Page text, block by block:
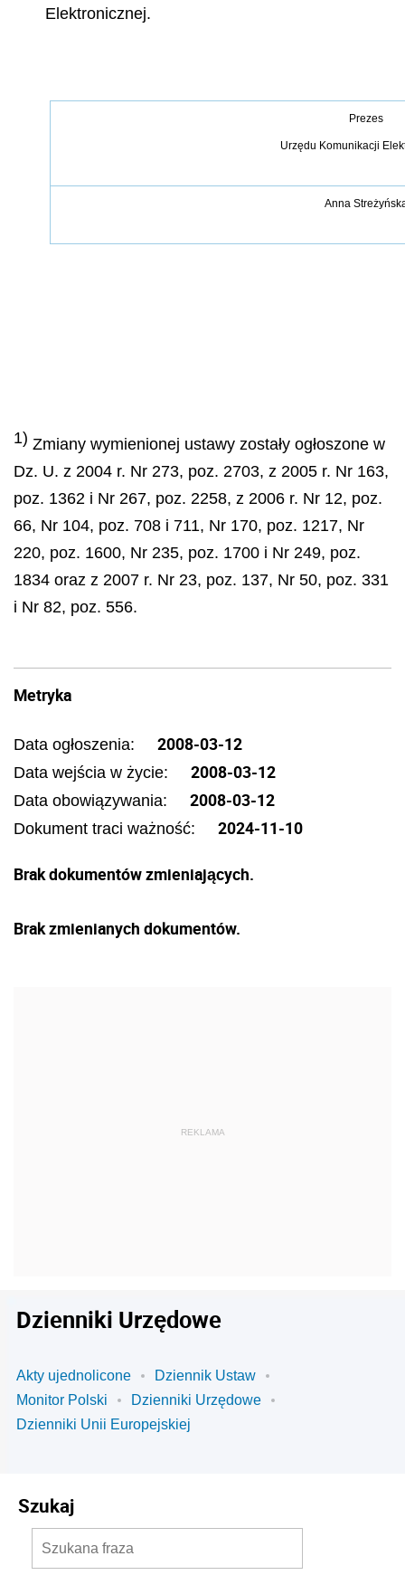
Elektronicznej.
Prezes
Urzędu Komunikacji
Anna Streżyń
1) Zmiany wymienionej ustawy zostały ogłoszone w
Dz. U. z 2004 r. Nr 273, poz. 2703, z 2005 r. Nr 163,
poz. 1362 i Nr 267, poz. 2258, z 2006 r. Nr 12, poz.
66, Nr 104, poz. 708 i 711, Nr 170, poz. 1217, Nr
220, poz. 1600, Nr 235, poz. 1700 i Nr 249, poz.
1834 oraz z 2007 r. Nr 23, poz. 137, Nr 50, poz. 331
i Nr 82, poz. 556.
Metryka
Data ogłoszenia: 2008-03-12
Data wejścia w życie: 2008-03-12
Data obowiązywania: 2008-03-12
Dokument traci ważność: 2024-11-10
Brak dokumentów zmieniających.
Brak zmienianych dokumentów.
Dzienniki Urzędowe
Akty ujednolicone
Dziennik Ustaw
Monitor Polski
Dzienniki Urzędowe
Dzienniki Unii Europejskiej
Szukaj